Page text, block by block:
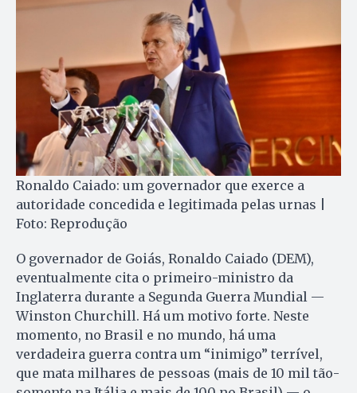
Ronaldo Caiado: um governador que exerce a
autoridade concedida e legitimada pelas urnas |
Foto: Reprodução
O governador de Goiás, Ronaldo Caiado (DEM),
eventualmente cita o primeiro-ministro da
Inglaterra durante a Segunda Guerra Mundial —
Winston Churchill. Há um motivo forte. Neste
momento, no Brasil e no mundo, há uma
verdadeira guerra contra um “inimigo” terrível,
que mata milhares de pessoas (mais de 10 mil tão-